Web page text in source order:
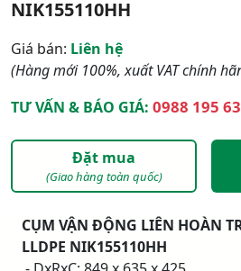
NIK155110HH
Giá bán: Liên hệ
(Hàng mới 100%, xuất VAT chính
TƯ VẤN & BÁO GIÁ: 0988 195
Đặt mua
(Giao hàng toàn quốc)
CỤM VẬN ĐỘNG LIÊN HOÀN
LLDPE NIK155110HH